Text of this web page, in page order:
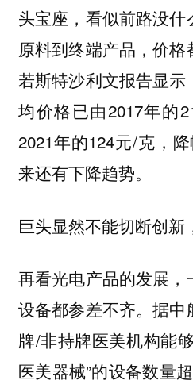
头宝座，看似前路没
原料到终端产品，价
若斯特沙利文报告显
均价格已由2017年的
2021年的124元/克，
来还有下降趋势。
巨头显然不能切断创新
再看光电产品的发展
设备都参差不齐。据
牌/非持牌医美机构能
医美器械”的设备数量